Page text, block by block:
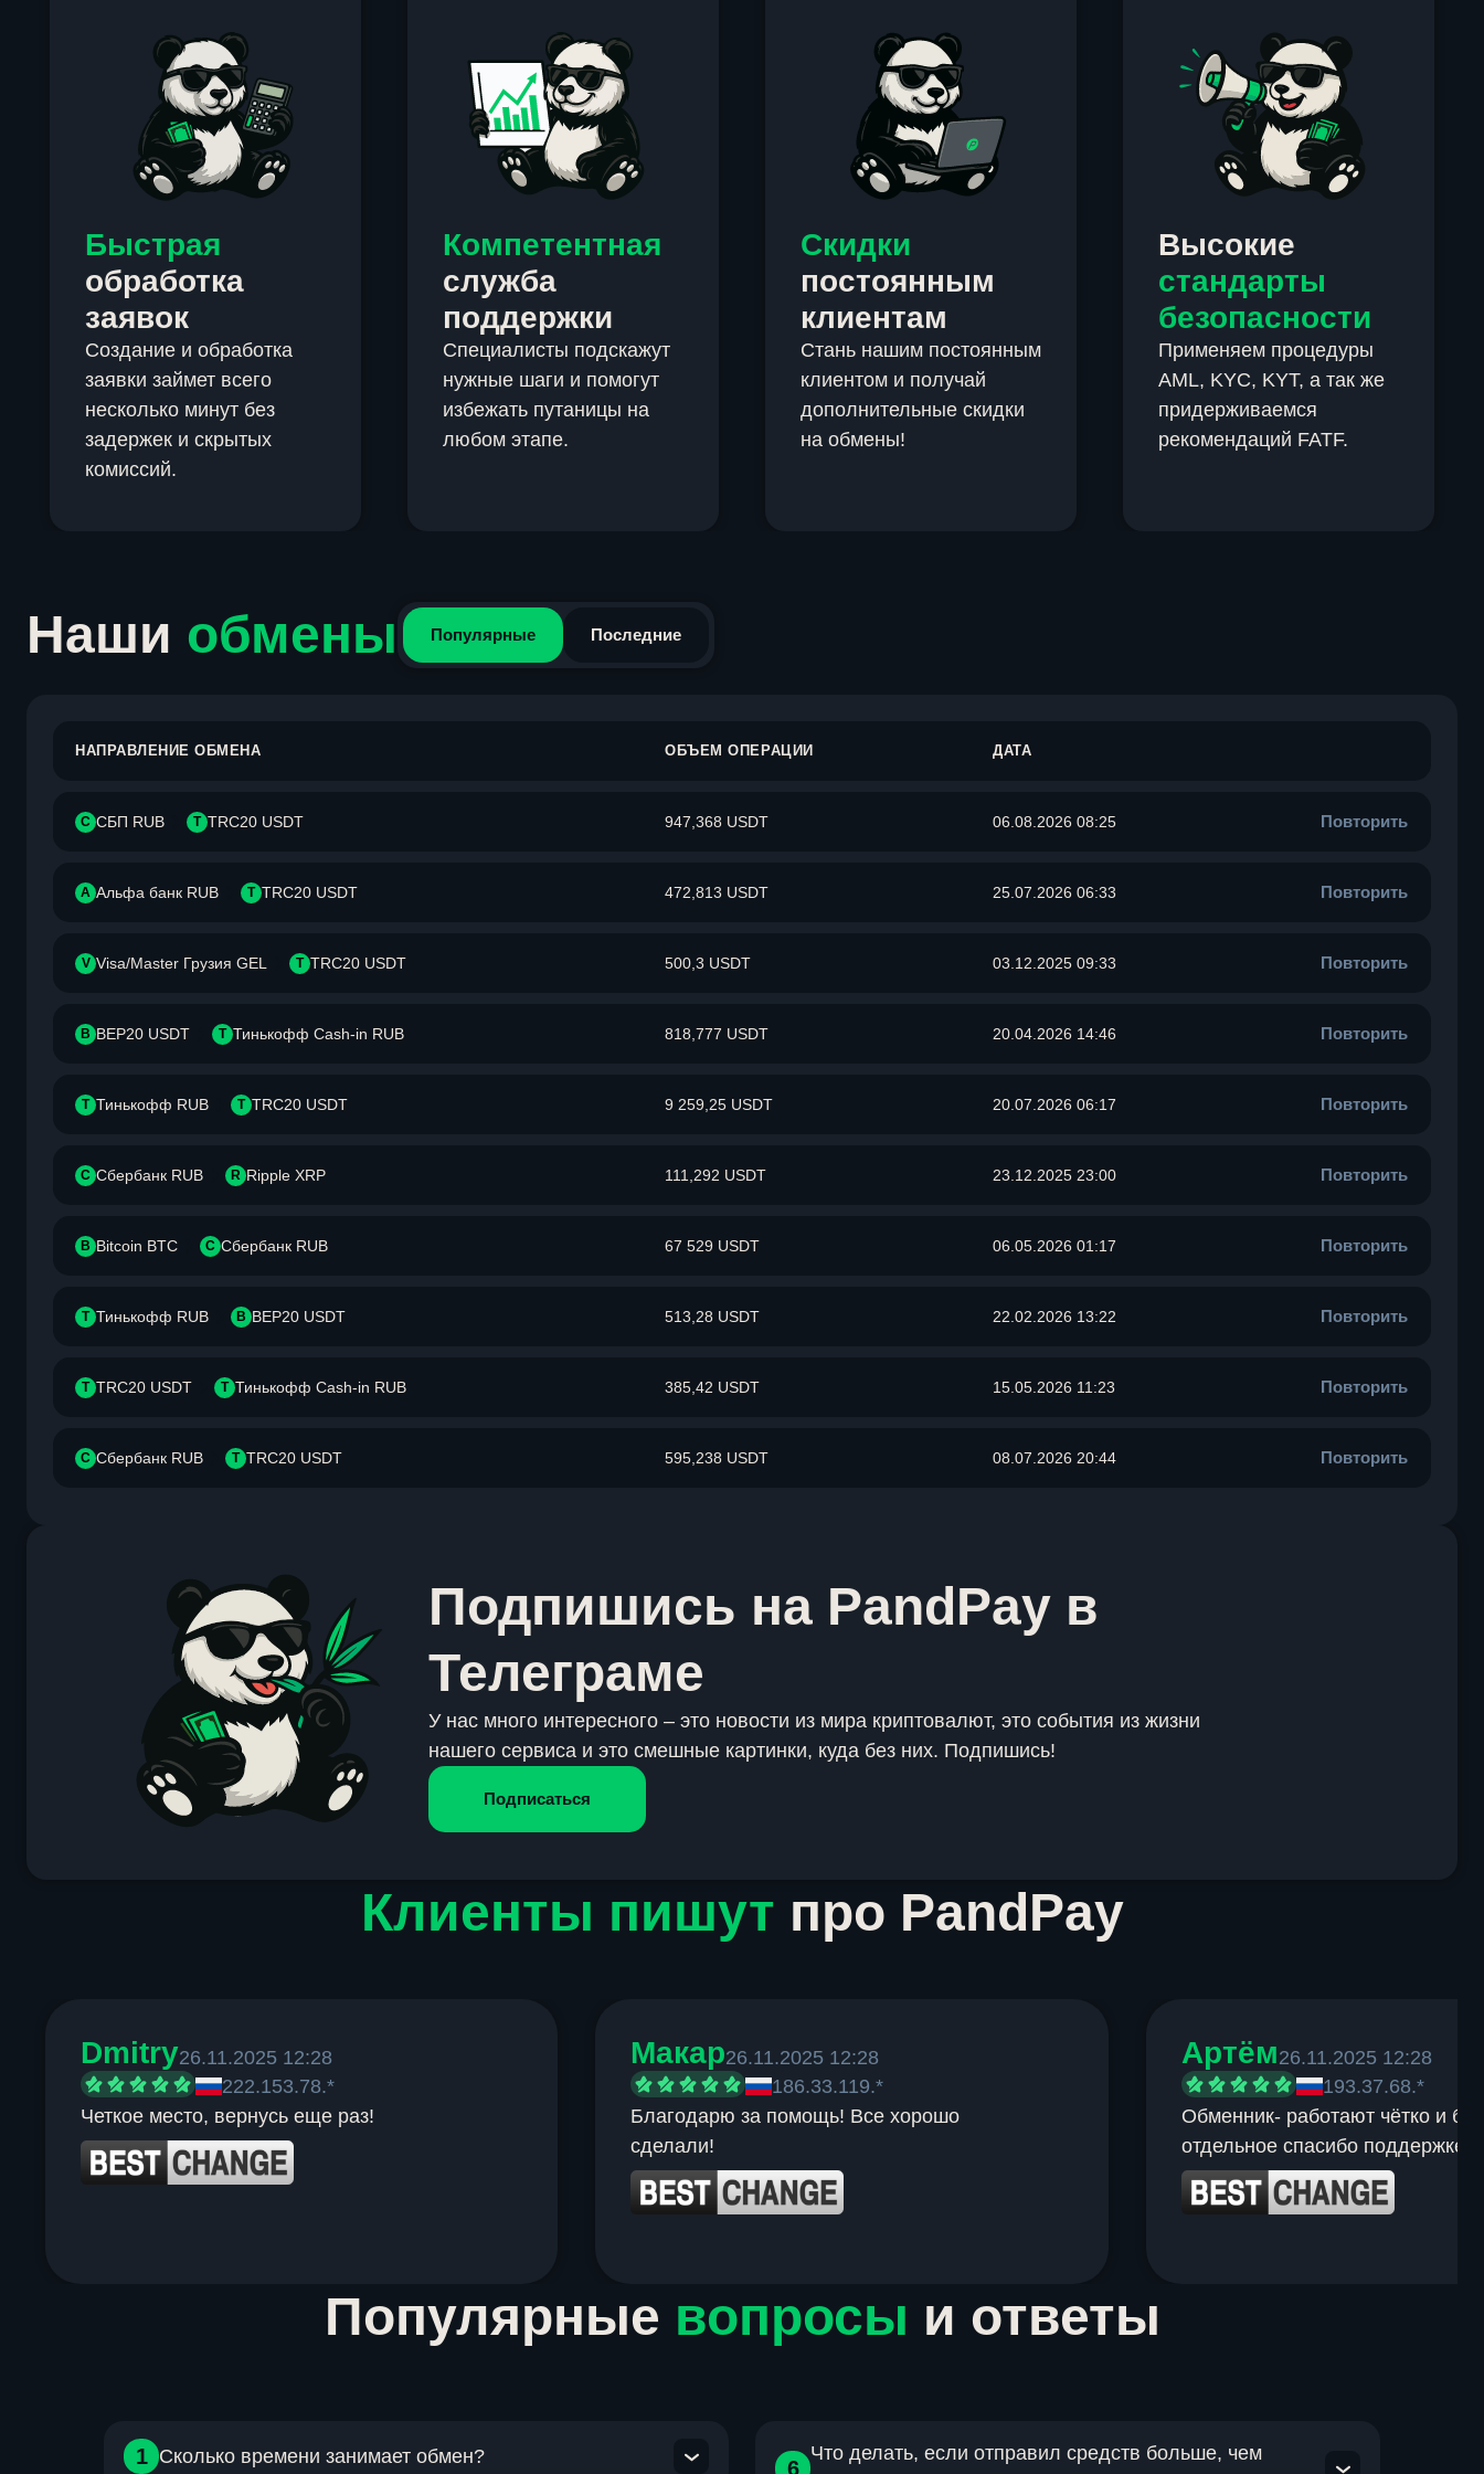
Быстрая
обработка
заявок
Создание и обработка
заявки займет всего
несколько минут без
задержек и скрытых
комиссий.
Компетентная
служба
поддержки
Специалисты подскажут
нужные шаги и помогут
избежать путаницы на
любом этапе.
Скидки
постоянным
клиентам
Стань нашим постоянным
клиентом и получай
дополнительные скидки
на обмены!
Высокие
стандарты
безопасности
Применяем процедуры
AML, KYC, KYT, а так же
придерживаемся
рекомендаций FATF.
Наши обмены Популярные Последние
НАПРАВЛЕНИЕ ОБМЕНА ОБЪЕМ ОПЕРАЦИИ ДАТА
С СБП RUB T TRC20 USDT 947,368 USDT 06.08.2026 08:25 Повторить
А Альфа банк RUB T TRC20 USDT 472,813 USDT 25.07.2026 06:33 Повторить
V Visa/Master Грузия GEL T TRC20 USDT 500,3 USDT 03.12.2025 09:33 Повторить
B BEP20 USDT Т Тинькофф Cash-in RUB 818,777 USDT 20.04.2026 14:46 Повторить
Т Тинькофф RUB T TRC20 USDT 9 259,25 USDT 20.07.2026 06:17 Повторить
С Сбербанк RUB R Ripple XRP 111,292 USDT 23.12.2025 23:00 Повторить
B Bitcoin BTC С Сбербанк RUB 67 529 USDT 06.05.2026 01:17 Повторить
Т Тинькофф RUB B BEP20 USDT 513,28 USDT 22.02.2026 13:22 Повторить
T TRC20 USDT Т Тинькофф Cash-in RUB 385,42 USDT 15.05.2026 11:23 Повторить
С Сбербанк RUB T TRC20 USDT 595,238 USDT 08.07.2026 20:44 Повторить
Подпишись на PandPay в
Телеграме
У нас много интересного – это новости из мира криптовалют, это события из жизни
нашего сервиса и это смешные картинки, куда без них. Подпишись!
Подписаться
Клиенты пишут про PandPay
Dmitry26.11.2025 12:28
222.153.78.*
Четкое место, вернусь еще раз!
Макар26.11.2025 12:28
186.33.119.*
Благодарю за помощь! Все хорошо
сделали!
Артём26.11.2025 12:28
193.37.68.*
Обменник- работают чётко и
отдельное спасибо поддержке.
Популярные вопросы и ответы
1 Сколько времени занимает обмен?
6
Что делать, если отправил средств больше, чем